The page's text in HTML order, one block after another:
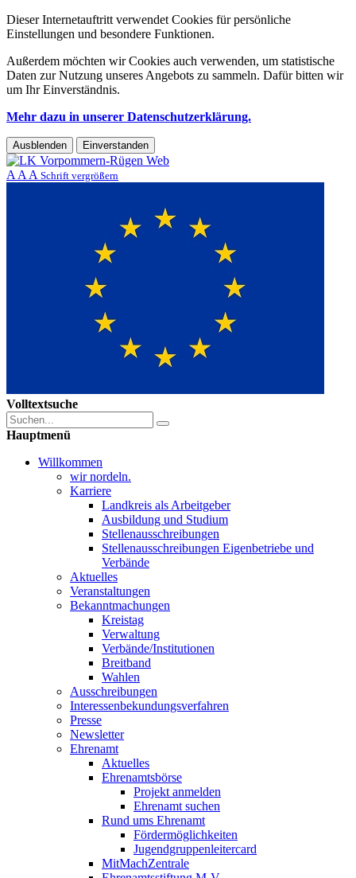
Dieser Internetauftritt verwendet Cookies für persönliche
Einstellungen und besondere Funktionen.
Außerdem möchten wir Cookies auch verwenden, um statistische
Daten zur Nutzung unseres Angebots zu sammeln. Dafür bitten wir
um Ihr Einverständnis.
Mehr dazu in unserer Datenschutzerklärung.
Ausblenden Einverstanden
A A A Schrift vergrößern
Volltextsuche
Hauptmenü
Willkommen
wir nordeln.
Karriere
Landkreis als Arbeitgeber
Ausbildung und Studium
Stellenausschreibungen
Stellenausschreibungen Eigenbetriebe und
Verbände
Aktuelles
Veranstaltungen
Bekanntmachungen
Kreistag
Verwaltung
Verbände/Institutionen
Breitband
Wahlen
Ausschreibungen
Interessen­bekundungsverfahren
Presse
Newsletter
Ehrenamt
Aktuelles
Ehrenamtsbörse
Projekt anmelden
Ehrenamt suchen
Rund ums Ehrenamt
Fördermöglichkeiten
Jugendgruppenleitercard
MitMachZentrale